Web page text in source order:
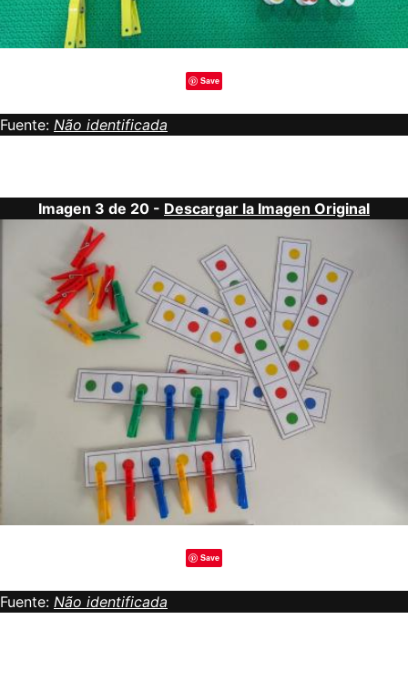
Save
Fuente: Não identificada
Imagen 3 de 20 - Descargar la Imagen Original
Save
Fuente: Não identificada